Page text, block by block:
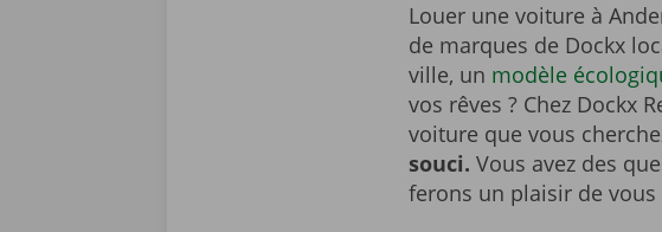
Louer une voiture à
de marques de Dockx
ville, un modèle
vos rêves ? Chez Dockx
voiture que vous
souci. Vous avez des
ferons un plaisir de vous